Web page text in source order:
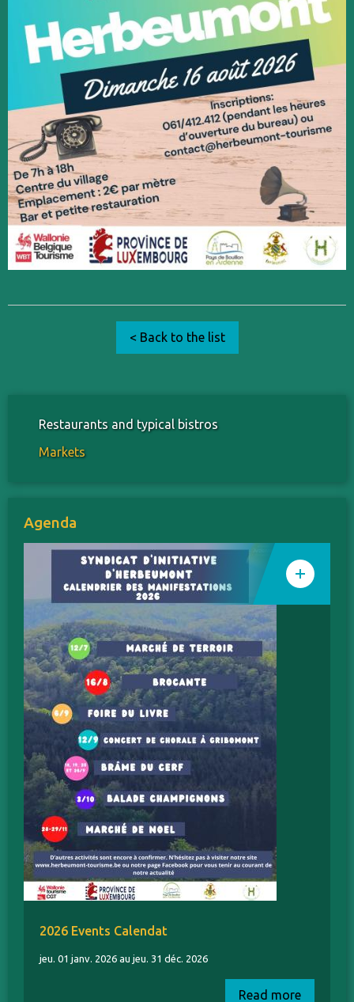
< Back to the list
Restaurants and typical bistros
Markets
Agenda
2026 Events Calendat
jeu. 01 janv. 2026 au jeu. 31 déc. 2026
Read more